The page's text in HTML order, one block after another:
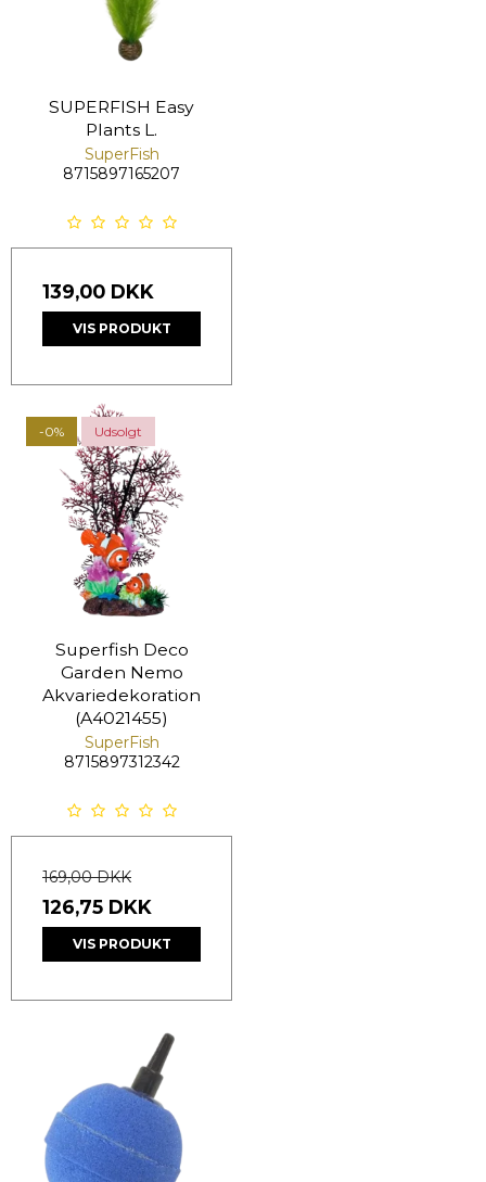
SUPERFISH Easy
Plants L.
SuperFish
8715897165207
139,00 DKK
VIS PRODUKT
-0% Udsolgt
Superfish Deco
Garden Nemo
Akvariedekoration
(A4021455)
SuperFish
8715897312342
169,00 DKK
126,75 DKK
VIS PRODUKT